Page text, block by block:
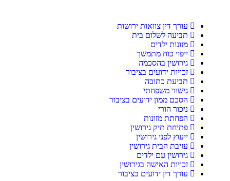
עורך דין צוואות ירושות
תביעה לשלום בית
מזונות ילדים
ייפוי כוח מתמשך
גירושין בהסכמה
זכויות ידועים בציבור
תביעת כתובה
גישור משפחתי
הסכם ממון ידועים בציבור
ניכור הורי
הפחתת מזונות
פתיחת תיק גירושין
ייעוץ לפני גירושין
עזיבת הבית גירושין
גירושין עם ילדים
זכויות האישה בגירושין
עורך דין ידועים בציבור